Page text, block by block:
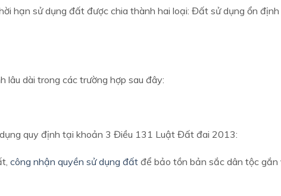
hạn sử dụng đất được chia thành hai loại: Đất sử dụng ổn định
lâu dài trong các trường hợp sau đây:
quy định tại khoản 3 Điều 131 Luật Đất đai 2013:
công nhận quyền sử dụng đất để bảo tồn bản sắc dân tộc gắn